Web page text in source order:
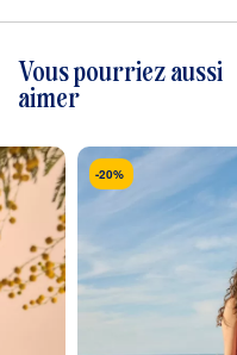
Vous pourriez aussi
aimer
-20%